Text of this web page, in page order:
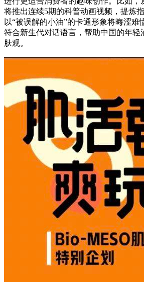
将推出连续5期的科普动画视频，提炼
以“被误解的小油”的卡通形象将晦涩难
符合新生代对话语言，帮助中国的年轻
肤观。